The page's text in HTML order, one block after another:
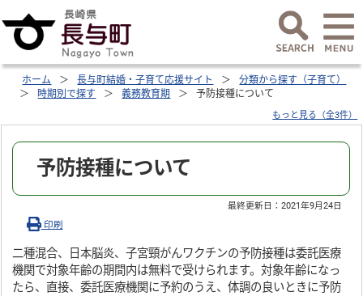
ホーム 長与町結婚・子育て応援サイト
分類から探す（子育て）
時期別で探す
義務教育期 予防接種について
もっと見る（全3件）
予防接種について
最終更新日：2021年9月24日
印刷
二種混合、日本脳炎、子宮頸がんワクチンの予防接種は委託医療
機関で対象年齢の期間内は無料で受けられます。対象年齢になっ
たら、直接、委託医療機関に予約のうえ、体調の良いときに予防